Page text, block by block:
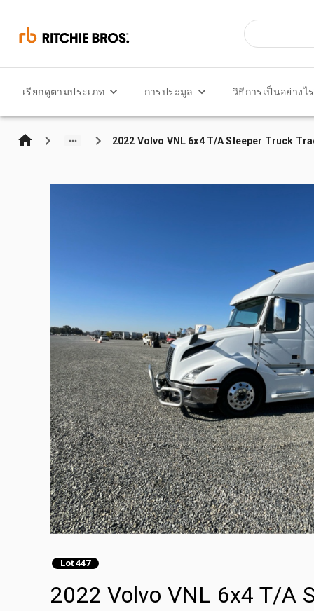
เรียกดูตามประเภท การประมูล วิธีการเป็นอย่างไร
2022 Volvo VNL 6x4 T/A Sleeper Truck
Lot 447
2022 Volvo VNL 6x4 T/A